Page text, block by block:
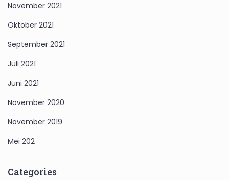
November 2021
Oktober 2021
September 2021
Juli 2021
Juni 2021
November 2020
November 2019
Mei 202
Categories